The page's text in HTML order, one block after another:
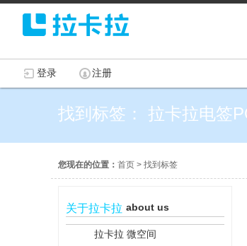
登录 注册
找到标签： 拉卡拉电签
您现在的位置： 首页 > 找到标签
关于拉卡拉 about us
拉卡拉 微空间